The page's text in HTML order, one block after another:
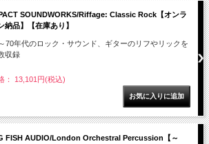
SOUNDWORKS/Riffage: Classic Rock【オンラ
納品】【在庫あり】
70年代のロック・サウンド、ギターのリフやリックを
収録
： 13,101円(税込)
FISH AUDIO/London Orchestral Percussion【～